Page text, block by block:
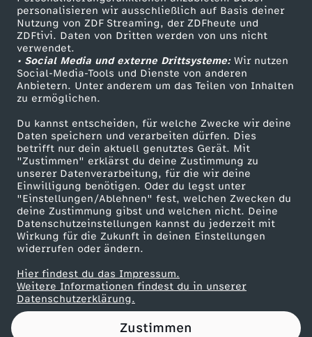
personalisieren wir ausschließlich auf Basis deiner
Nutzung von ZDF Streaming, der ZDFheute und
ZDFtivi. Daten von Dritten werden von uns nicht
verwendet.
• Social Media und externe Drittsysteme:Wir nutzen
Social-Media-Tools und Dienste von anderen
Anbietern. Unter anderem um das Teilen von Inhalten
zu ermöglichen.
Du kannst entscheiden, für welche Zwecke wir deine
Daten speichern und verarbeiten dürfen. Dies
betrifft nur dein aktuell genutztes Gerät. Mit
"Zustimmen" erklärst du deine Zustimmung zu
unserer Datenverarbeitung, für die wir deine
Einwilligung benötigen. Oder du legst unter
"Einstellungen/Ablehnen" fest, welchen Zwecken du
deine Zustimmung gibst und welchen nicht. Deine
Datenschutzeinstellungen kannst du jederzeit mit
Wirkung für die Zukunft in deinen Einstellungen
widerrufen oder ändern.
Hier findest du das Impressum.
Weitere Informationen findest du in unserer
Datenschutzerklärung.
Zustimmen
d
u
k
t
b
e
s
c
h
r
ZDF Unternehmen
Karriere
ZDF goes Schule
Werbefernsehen
Mainzelmännchen
Partner